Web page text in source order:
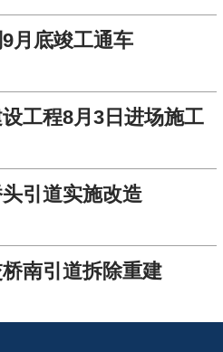
月底竣工通车
工程8月3日进场施工
引道实施改造
南引道拆除重建